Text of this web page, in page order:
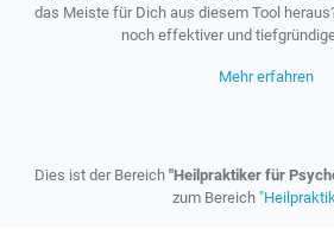
das Meiste für Dich aus diesem Tool
noch effektiver und
Mehr erfahren
Dies ist der Bereich "Heilpraktiker für
zum Bereich